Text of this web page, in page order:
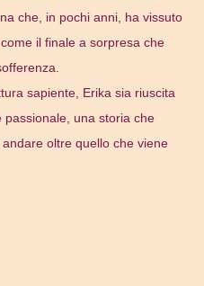
che, in pochi anni, ha vissuto
il finale a sorpresa che
sapiente, Erika sia riuscita
una storia che
oltre quello che viene